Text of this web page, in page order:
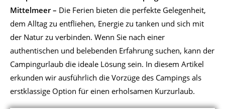
Mittelmeer – Die Ferien bieten die perfekte Gelegenheit,
dem Alltag zu entfliehen, Energie zu tanken und sich mit
der Natur zu verbinden. Wenn Sie nach einer
authentischen und belebenden Erfahrung suchen, kann der
Campingurlaub die ideale Lösung sein. In diesem Artikel
erkunden wir ausführlich die Vorzüge des Campings als
erstklassige Option für einen erholsamen Kurzurlaub.